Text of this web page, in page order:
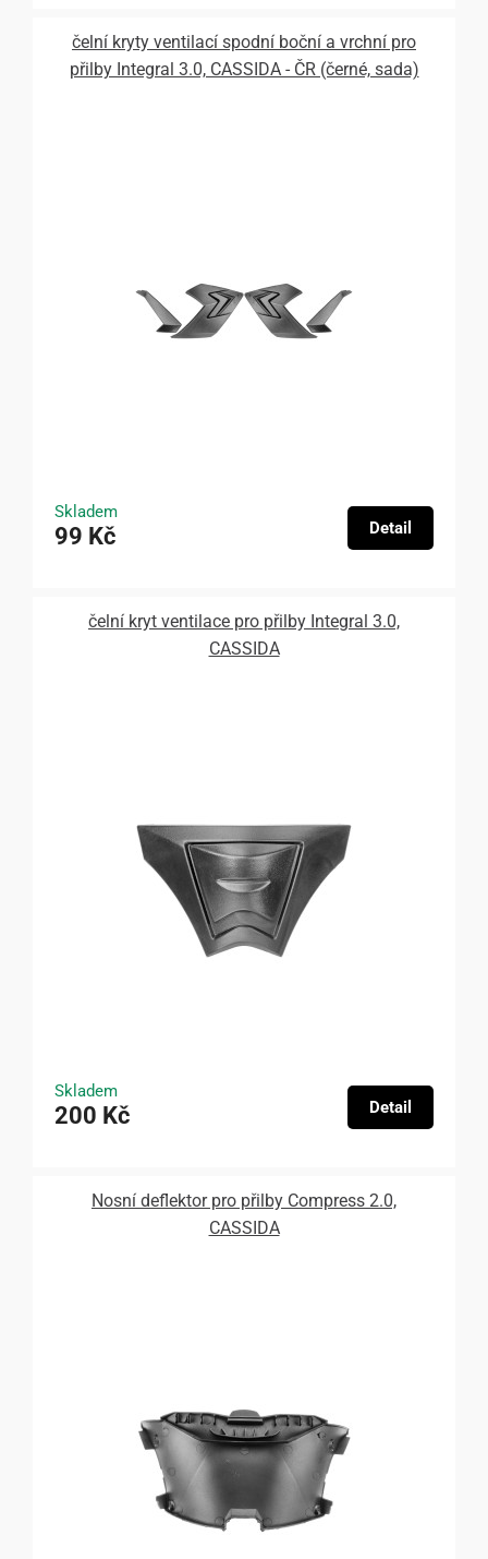
čelní kryty ventilací spodní boční a vrchní pro
přilby Integral 3.0, CASSIDA - ČR (černé, sada)
Skladem
99 Kč Detail
čelní kryt ventilace pro přilby Integral 3.0,
CASSIDA
Skladem
200 Kč Detail
Nosní deflektor pro přilby Compress 2.0,
CASSIDA